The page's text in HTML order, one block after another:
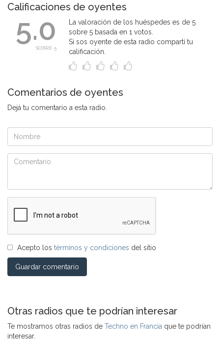
Calificaciones de oyentes
5.0
SOBRE 5
La valoración de los huéspedes es de 5
sobre 5 basada en 1 votos.
Si sos oyente de esta radio compartí tu
calificación.
Comentarios de oyentes
Dejá tu comentario a esta radio.
Acepto los términos y condiciones del sitio
Guardar comentario
Otras radios que te podrían interesar
Te mostramos otras radios de Techno en Francia que te podrían
interesar.